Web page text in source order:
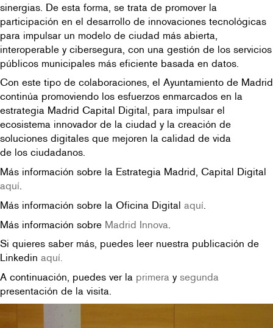
sinergias. De esta forma, se trata de promover la
participación en el desarrollo de innovaciones tecnológicas
para impulsar un modelo de ciudad más abierta,
interoperable y cibersegura, con una gestión de los servicios
públicos municipales más eficiente basada en datos.
Con este tipo de colaboraciones, el Ayuntamiento de Madrid
continúa promoviendo los esfuerzos enmarcados en la
estrategia Madrid Capital Digital, para impulsar el
ecosistema innovador de la ciudad y la creación de
soluciones digitales que mejoren la calidad de vida
de los ciudadanos.
Más información sobre la Estrategia Madrid, Capital Digital
aquí.
Más información sobre la Oficina Digital aquí
Más información sobre Madrid Innova
Si quieres saber más, puedes leer nuestra publicación de
Linkedin aquí.
A continuación, puedes ver la primera y segunda
presentación de la visita.